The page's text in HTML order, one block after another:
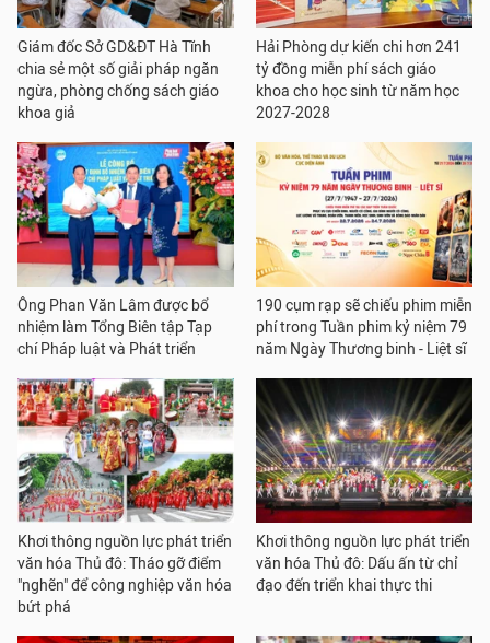
Giám đốc Sở GD&ĐT Hà Tĩnh
chia sẻ một số giải pháp ngăn
ngừa, phòng chống sách giáo
khoa giả
Hải Phòng dự kiến chi hơn 241
tỷ đồng miễn phí sách giáo
khoa cho học sinh từ năm học
2027-2028
Ông Phan Văn Lâm được bổ
nhiệm làm Tổng Biên tập Tạp
chí Pháp luật và Phát triển
190 cụm rạp sẽ chiếu phim miễn
phí trong Tuần phim kỷ niệm 79
năm Ngày Thương binh - Liệt sĩ
Khơi thông nguồn lực phát triển
văn hóa Thủ đô: Tháo gỡ điểm
"nghẽn" để công nghiệp văn hóa
bứt phá
Khơi thông nguồn lực phát triển
văn hóa Thủ đô: Dấu ấn từ chỉ
đạo đến triển khai thực thi